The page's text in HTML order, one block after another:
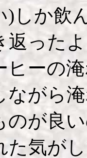
しか飲
返った
ヒーの
ながら
のが良
た気が